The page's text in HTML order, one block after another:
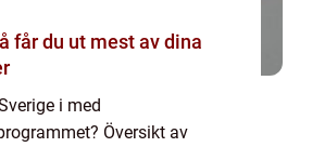
i med
Översikt av